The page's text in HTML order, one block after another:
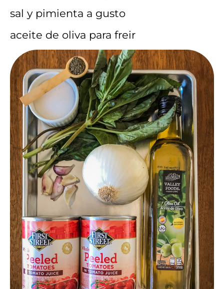
sal y pimienta a gusto
aceite de oliva para freir